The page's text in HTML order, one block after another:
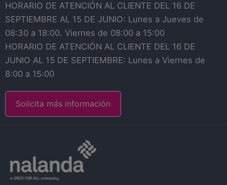
HORARIO DE ATENCIÓN AL CLIENTE DEL 16 DE
SEPTIEMBRE AL 15 DE JUNIO: Lunes a Jueves de
08:30 a 18:00. Viernes de 08:00 a 15:00
HORARIO DE ATENCIÓN AL CLIENTE DEL 16 DE
JUNIO AL 15 DE SEPTIEMBRE: Lunes a Viernes de
8:00 a 15:00
Solicita más información